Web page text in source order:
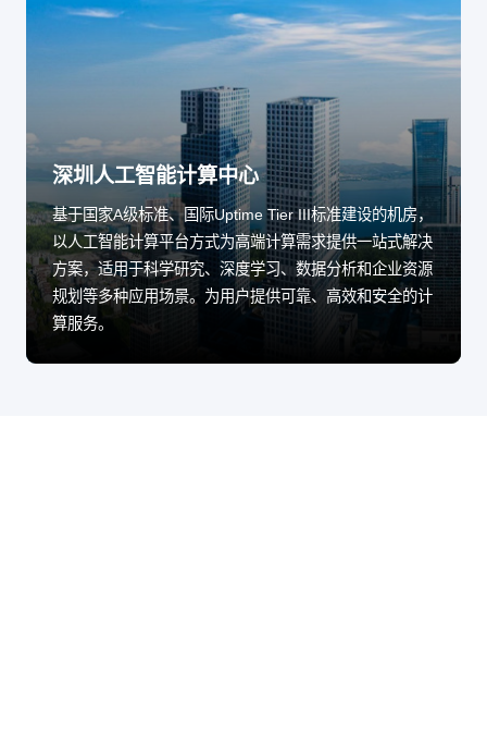
深圳人工智能计算中心
基于国家A级标准、国际Uptime Tier III标准建设的机房，
以人工智能计算平台方式为高端计算需求提供一站式解决
方案，适用于科学研究、深度学习、数据分析和企业资源
规划等多种应用场景。为用户提供可靠、高效和安全的计
算服务。